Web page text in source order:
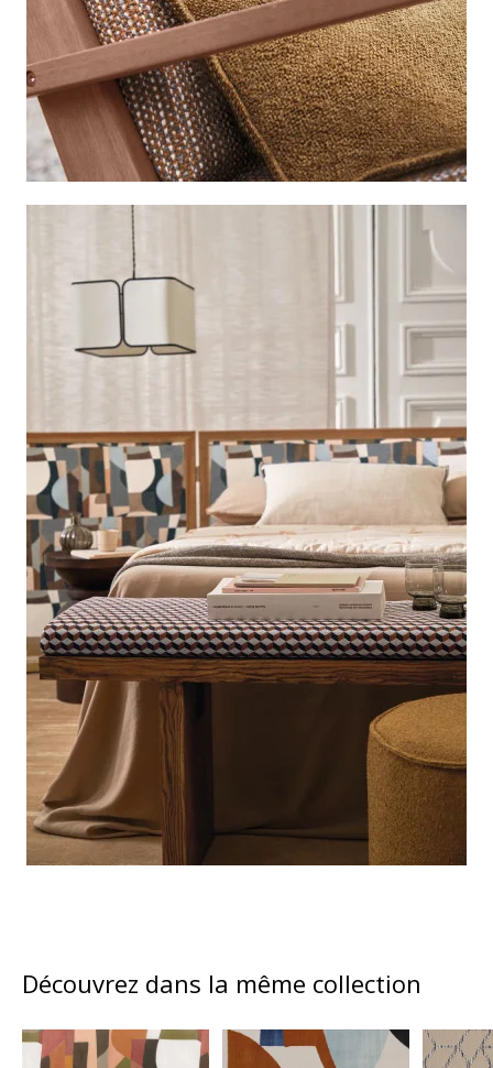
Découvrez dans la même collection